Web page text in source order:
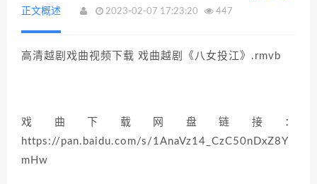
正文概述 2023-02-07 17:23:20 447
高清越剧戏曲视频下载 戏曲越剧《八女投江》.rmvb
戏曲下载网盘链接：
https://pan.baidu.com/s/1AnaVz14_CzC50nDxZ8Y
mHw